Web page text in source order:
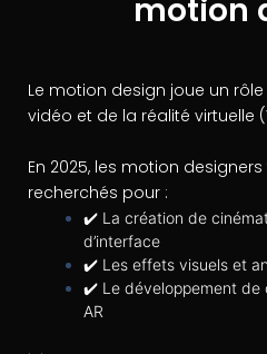
motion
Le motion design joue un
vidéo et de la réalité virtuelle
En 2025, les motion
recherchés pour :
✔️ La création de
d’interface
✔️ Les effets visuels et
✔️ Le développement de
AR